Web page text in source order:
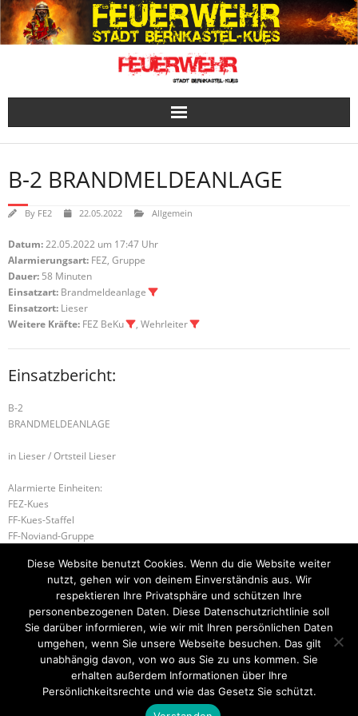
Skip
to
content
B-2 BRANDMELDEANLAGE
By FE2 22.05.2022 Allgemein
Datum:22.05.2022 um 17:47 Uhr
Alarmierungsart: FEZ, Gruppe
Dauer: 58 Minuten
Einsatzart: Brandmeldeanlage
Einsatzort: Lieser
Weitere Kräfte: FEZ BeKu , Wehrleiter
Einsatzbericht:
B-2
BRANDMELDEANLAGE
in Lieser / Ortsteil Lieser
Alarmierte Einheiten:
FEZ-Kues
FF-Kues-Staffel
FF-Noviand-Gruppe
Führungsstaffel-BeKu
WL-Bernkastel-Kues
B-1 BRANDNACHSCHAU B-1 FLÄCHENBRAND – KLEIN
Startseite Einsätze Mitglied werden Über uns
Kontakt
Diese Website benutzt Cookies. Wenn du die Website weiter
nutzt, gehen wir von deinem Einverständnis aus. Wir
respektieren Ihre Privatsphäre und schützen Ihre
personenbezogenen Daten. Diese Datenschutzrichtlinie soll
Sie darüber informieren, wie wir mit Ihren persönlichen Daten
umgehen, wenn Sie unsere Webseite besuchen. Das gilt
unabhängig davon, von wo aus Sie zu uns kommen. Sie
erhalten außerdem Informationen über Ihre
Persönlichkeitsrechte und wie das Gesetz Sie schützt.